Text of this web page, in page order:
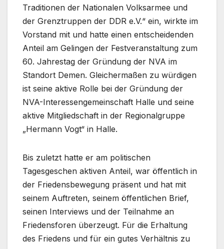
Traditionen der Nationalen Volksarmee und
der Grenztruppen der DDR e.V.“ ein, wirkte im
Vorstand mit und hatte einen entscheidenden
Anteil am Gelingen der Festveranstaltung zum
60. Jahrestag der Gründung der NVA im
Standort Demen. Gleichermaßen zu würdigen
ist seine aktive Rolle bei der Gründung der
NVA-Interessengemeinschaft Halle und seine
aktive Mitgliedschaft in der Regionalgruppe
„Hermann Vogt“ in Halle.
Bis zuletzt hatte er am politischen
Tagesgeschen aktiven Anteil, war öffentlich in
der Friedensbewegung präsent und hat mit
seinem Auftreten, seinem öffentlichen Brief,
seinen Interviews und der Teilnahme an
Friedensforen überzeugt. Für die Erhaltung
des Friedens und für ein gutes Verhältnis zu